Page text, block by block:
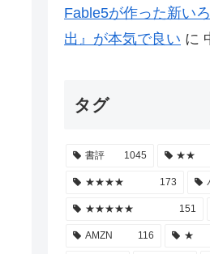
Fable5が作った新い
出』が本気で良い に
タグ
書評 1045 ★★
★★★★ 173
★★★★★ 151
AMZN 116 ★